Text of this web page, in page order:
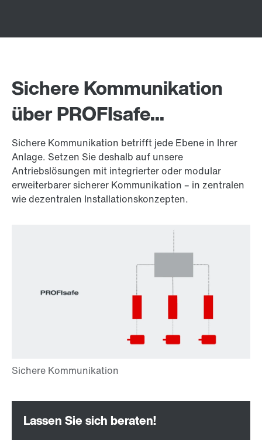
Sichere Kommunikation
über PROFIsafe...
Sichere Kommunikation betrifft jede Ebene in Ihrer
Anlage. Setzen Sie deshalb auf unsere
Antriebslösungen mit integrierter oder modular
erweiterbarer sicherer Kommunikation – in zentralen
wie dezentralen Installationskonzepten.